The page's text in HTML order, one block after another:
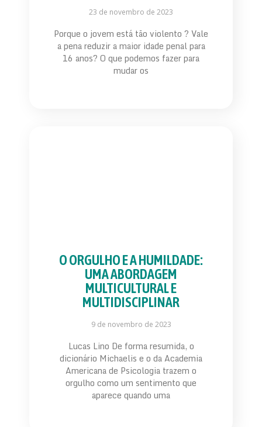
23 de novembro de 2023
Porque o jovem está tão violento ? Vale
a pena reduzir a maior idade penal para
16 anos? O que podemos fazer para
mudar os
O ORGULHO E A HUMILDADE:
UMA ABORDAGEM
MULTICULTURAL E
MULTIDISCIPLINAR
9 de novembro de 2023
Lucas Lino De forma resumida, o
dicionário Michaelis e o da Academia
Americana de Psicologia trazem o
orgulho como um sentimento que
aparece quando uma